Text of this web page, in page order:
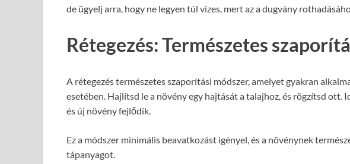
de ügyelj arra, hogy ne legyen túl vizes, mert az a dugvány
Rétegezés: Természetes
A rétegezés természetes szaporítási módszer, amelyet gyakran
esetében. Hajlítsd le a növény egy hajtását a talajhoz, és rögzítsd ott.
és új növény fejlődik.
Ez a módszer minimális beavatkozást igényel, és a növénynek
tápanyagot.